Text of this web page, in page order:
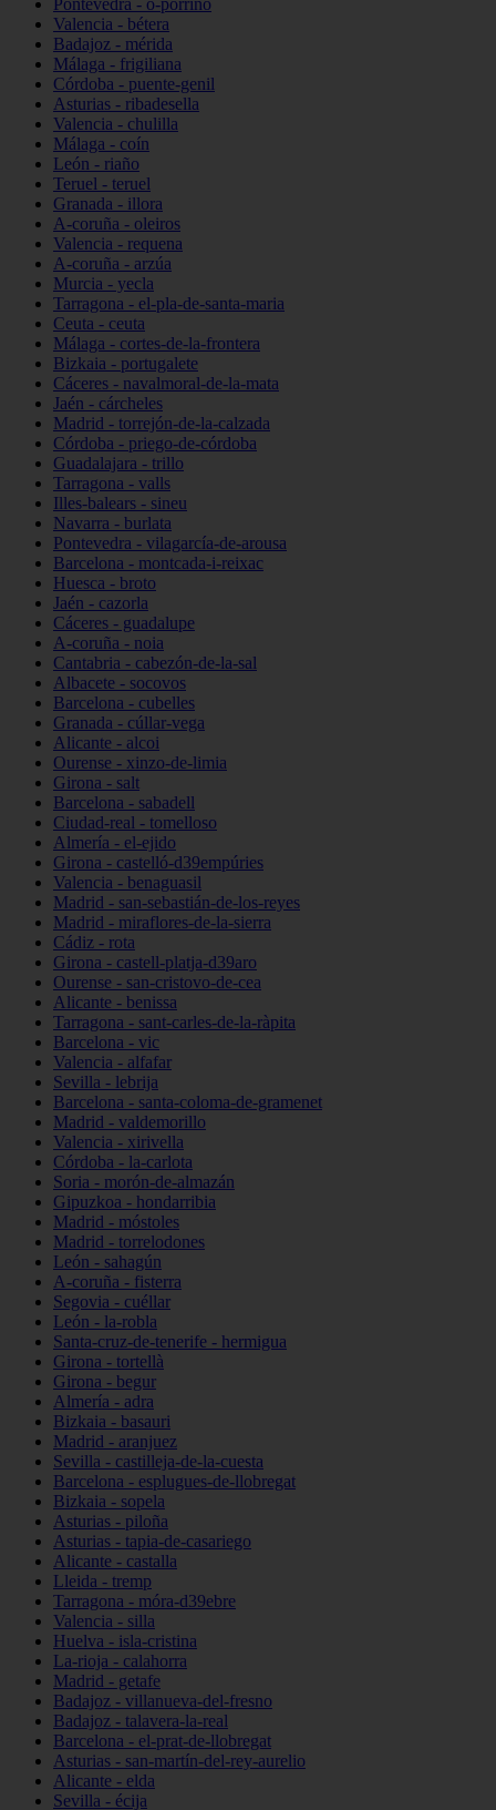
Pontevedra - o-porriño
Valencia - bétera
Badajoz - mérida
Málaga - frigiliana
Córdoba - puente-genil
Asturias - ribadesella
Valencia - chulilla
Málaga - coín
León - riaño
Teruel - teruel
Granada - illora
A-coruña - oleiros
Valencia - requena
A-coruña - arzúa
Murcia - yecla
Tarragona - el-pla-de-santa-maria
Ceuta - ceuta
Málaga - cortes-de-la-frontera
Bizkaia - portugalete
Cáceres - navalmoral-de-la-mata
Jaén - cárcheles
Madrid - torrejón-de-la-calzada
Córdoba - priego-de-córdoba
Guadalajara - trillo
Tarragona - valls
Illes-balears - sineu
Navarra - burlata
Pontevedra - vilagarcía-de-arousa
Barcelona - montcada-i-reixac
Huesca - broto
Jaén - cazorla
Cáceres - guadalupe
A-coruña - noia
Cantabria - cabezón-de-la-sal
Albacete - socovos
Barcelona - cubelles
Granada - cúllar-vega
Alicante - alcoi
Ourense - xinzo-de-limia
Girona - salt
Barcelona - sabadell
Ciudad-real - tomelloso
Almería - el-ejido
Girona - castelló-d39empúries
Valencia - benaguasil
Madrid - san-sebastián-de-los-reyes
Madrid - miraflores-de-la-sierra
Cádiz - rota
Girona - castell-platja-d39aro
Ourense - san-cristovo-de-cea
Alicante - benissa
Tarragona - sant-carles-de-la-ràpita
Barcelona - vic
Valencia - alfafar
Sevilla - lebrija
Barcelona - santa-coloma-de-gramenet
Madrid - valdemorillo
Valencia - xirivella
Córdoba - la-carlota
Soria - morón-de-almazán
Gipuzkoa - hondarribia
Madrid - móstoles
Madrid - torrelodones
León - sahagún
A-coruña - fisterra
Segovia - cuéllar
León - la-robla
Santa-cruz-de-tenerife - hermigua
Girona - tortellà
Girona - begur
Almería - adra
Bizkaia - basauri
Madrid - aranjuez
Sevilla - castilleja-de-la-cuesta
Barcelona - esplugues-de-llobregat
Bizkaia - sopela
Asturias - piloña
Asturias - tapia-de-casariego
Alicante - castalla
Lleida - tremp
Tarragona - móra-d39ebre
Valencia - silla
Huelva - isla-cristina
La-rioja - calahorra
Madrid - getafe
Badajoz - villanueva-del-fresno
Badajoz - talavera-la-real
Barcelona - el-prat-de-llobregat
Asturias - san-martín-del-rey-aurelio
Alicante - elda
Sevilla - écija